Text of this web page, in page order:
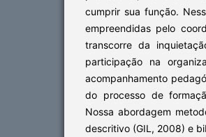
cumprir sua função.
empreendidas pelo
transcorre da
participação na
acompanhamento
do processo de
Nossa abordagem
descritivo (GIL, 2008) e